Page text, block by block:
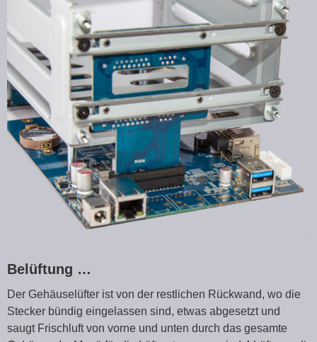
Belüftung …
Der Gehäuselüfter ist von der restlichen Rückwand, wo die
Stecker bündig eingelassen sind, etwas abgesetzt und
saugt Frischluft von vorne und unten durch das gesamte